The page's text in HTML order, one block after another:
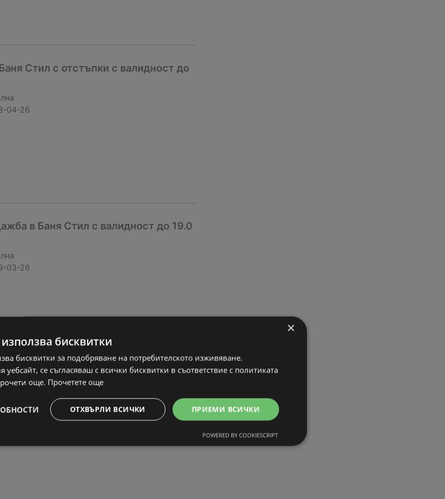
Стил с отстъпки с валидност до
04-26
в Баня Стил с валидност до 19.0
03-26
брошура от Баня Стил
03-26
×
бисквитки
бисквитки за подобряване на потребителското изживяване.
се съгласяваш с всички бисквитки в съответствие с политиката
още. Прочетете още
ПРИЕМИ ВСИЧКИ
ОТХВЪРЛИ ВСИЧКИ
POWERED BY COOKIESCRIPT